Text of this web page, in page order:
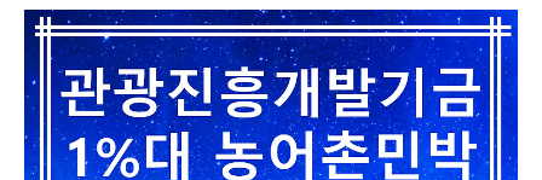
숙박에 딸린 음식ㆍ운동ㆍ오락ㆍ휴양ㆍ공연 또는 연수에 적합한 시설 등
(이하 “부대시설”이라 한다)을 함께 갖추어 관광객에게 이용하게 하는 업
(業)나. 수상관광호텔업 : 수상에 구조물 또는 선박을 고정하거나 매어 놓고
관광객의 숙박에 적합한 시설을 갖추거나 부대시설을 함께 갖추어 관광객..